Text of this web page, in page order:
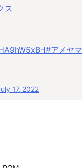
ス
#アメヤマ
17, 2022